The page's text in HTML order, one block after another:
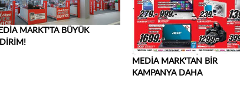
MARKT'TA BÜYÜK
MEDİA MARK'TAN BİR
KAMPANYA DAHA